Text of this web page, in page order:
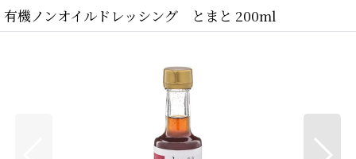
有機ノンオイルドレッシング とまと 200ml